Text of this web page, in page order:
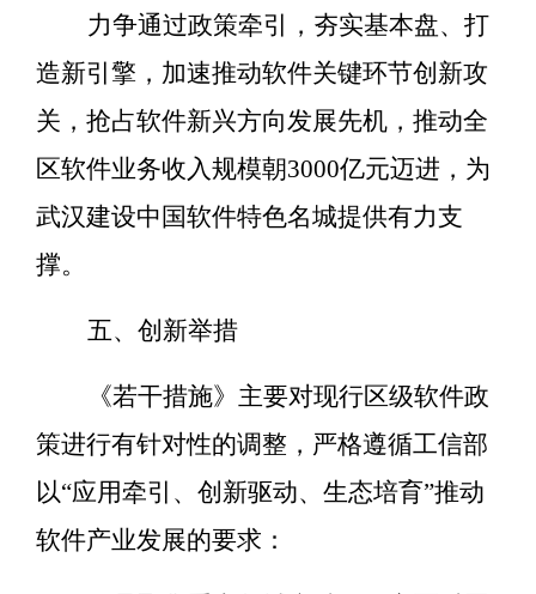
力争通过政策牵引，夯实基本盘、打
造新引擎，加速推动软件关键环节创新攻
关，抢占软件新兴方向发展先机，推动全
区软件业务收入规模朝3000亿元迈进，为
武汉建设中国软件特色名城提供有力支
撑。
五、 创新举措
《若干措施》主要对现行区级软件政
策进行有针对性的调整，严格遵循工信部
以“应用牵引、 创新驱动、生态培育”推动
软件产业发展的要求：